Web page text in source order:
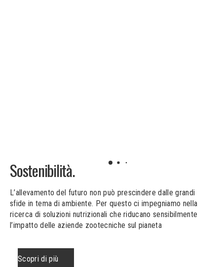
Sostenibilità.
L’allevamento del futuro non può prescindere dalle grandi
sfide in tema di ambiente. Per questo ci impegniamo nella
ricerca di soluzioni nutrizionali che riducano sensibilmente
l’impatto delle aziende zootecniche sul pianeta
Scopri di più